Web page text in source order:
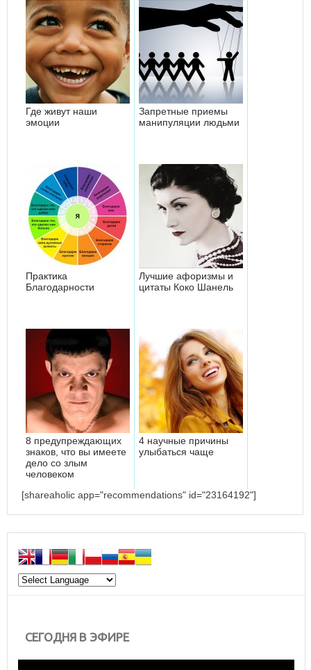
Где живут наши
эмоции
Запретные приемы
манипуляции людьми
Практика
Благодарности
Лучшие афоризмы и
цитаты Коко Шанель
8 предупреждающих
знаков, что вы имеете
дело со злым
человеком
4 научные причины
улыбаться чаще
[shareaholic app="recommendations" id="23164192"]
СЕГОДНЯ В ЭФИРЕ